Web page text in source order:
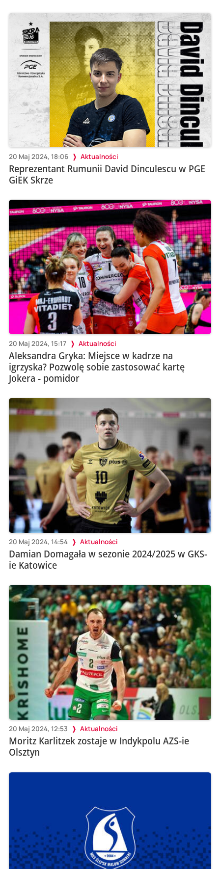
20 Maj 2024, 18:06 Aktualności
Reprezentant Rumunii David Dinculescu w PGE
GiEK Skrze
20 Maj 2024, 15:17 Aktualności
Aleksandra Gryka: Miejsce w kadrze na
igrzyska? Pozwolę sobie zastosować kartę
Jokera - pomidor
20 Maj 2024, 14:54 Aktualności
Damian Domagała w sezonie 2024/2025 w GKS-
ie Katowice
20 Maj 2024, 12:53 Aktualności
Moritz Karlitzek zostaje w Indykpolu AZS-ie
Olsztyn